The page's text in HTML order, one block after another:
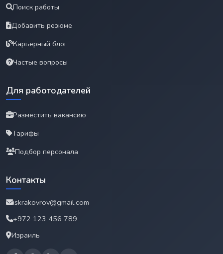
Поиск работы
Добавить резюме
Карьерный блог
Частые вопросы
Для работодателей
Разместить вакансию
Тарифы
Подбор персонала
Контакты
iskrakovrov@gmail.com
+972 123 456 789
Израиль